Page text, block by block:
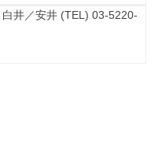
白井／安井 (TEL) 03-5220-